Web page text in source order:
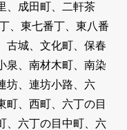
、成田町、二軒茶
、東七番丁、東八番
古城、文化町、保春
泉、南材木町、南染
坊、連坊小路、六
町、西町、六丁の目
、六丁の目中町、六